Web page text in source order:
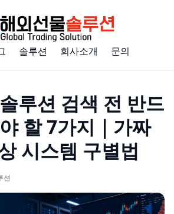
솔루션 회사소개 문의
루션 검색 전 반드
할 7가지｜가짜
시스템 구별법
션